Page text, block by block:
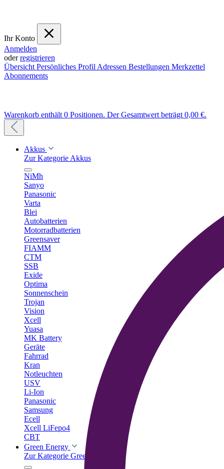
Ihr Konto
Anmelden
oderregistrieren
Übersicht Persönliches Profil Adressen Bestellungen Merkzettel
Abonnements
Warenkorb enthält 0 Positionen. Der Gesamtwert beträgt 0,00 €.
Akkus
Zur Kategorie Akkus
NiMh
Sanyo
Panasonic
Varta
Blei
Autobatterien
Motorradbatterien
Greensaver
FIAMM
CTM
SSB
Exide
Optima
Sonnenschein
Trojan
Vision
Xcell
Yuasa
MK Battery
Geräte
Fahrrad
Kran
Notleuchten
USV
Li-Ion
Panasonic
Samsung
Ecell
Xcell LiFepo4
CBT
Green Energy
Zur Kategorie Green Energy